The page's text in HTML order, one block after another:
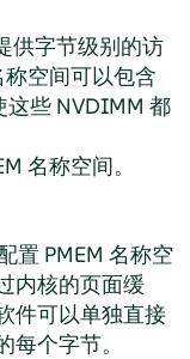
供字节级别的访
称空间可以包含
些 NVDIMM 都
名称空间。
置 PMEM 名称空
内核的页面缓
件可以单独直接
个字节。